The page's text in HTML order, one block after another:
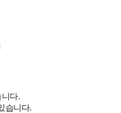
다.
습니다.